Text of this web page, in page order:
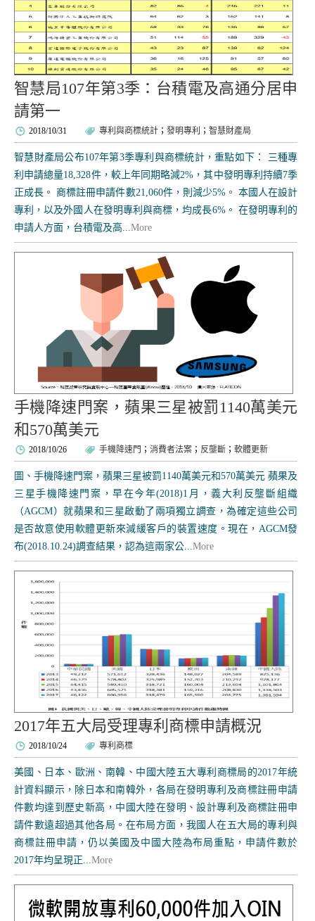
智慧局107年第3季：台積電及高通分居申
請第一
2018/10/31 專利與商標統計 ； 發明專利 ； 智慧財產局
智慧財產局公布107年第3季專利與商標統計，重點如下： 三種專
利申請總量18,328件，較上年同期略減2%，其中發明專利持續7季
正成長。 商標註冊申請件數21,060件，則減少5%。 本國人在設計
專利，以及外國人在發明專利與商標，均成長6%。 在發明專利的
申請人方面，台積電及高...More
手機降速門案，蘋果三星被罰1140萬美元
和570萬美元
2018/10/26 手機降速門 ； 消費者法案 ； 反壟斷 ； 軟體更新
圖、手機降速門案，蘋果三星被罰1140萬美元和570萬美元 蘋果及
三星手機降速門案，早在今年(2018)1月，義大利反壟斷組織
（AGCM）就蘋果和三星啟動了兩項獨立調查，為確定這些公司
是否故意使用軟體更新來減緩客戶的裝置速度。現在，AGCM發
布(2018.10.24)調查結果，認為這兩家公...More
2017年五大局受理專利商標申請概況
2018/10/24 專利商標
美國、日本、歐洲、南韓、中國大陸五大專利商標局的2017年統
計資料顯示，除日本和南韓外，各局在發明專利及商標註冊申請
件數均達到歷史新高，中國大陸在發明、設計專利及商標註冊申
請件數遠超過其他各局。在布局方面，我國人在五大局的專利與
商標註冊申請，仍以美國及中國大陸為布局重點，申請件數於
2017年均呈現正...More